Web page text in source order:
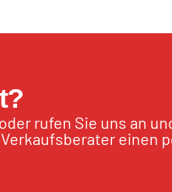
rufen Sie uns an
einen